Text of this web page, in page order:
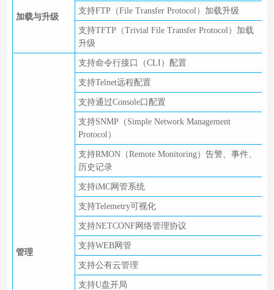
加载与升级
支持FTP（File Transfer Protocol）加载升级
支持TFTP（Trivial File Transfer Protocol）加载
升级
管理
支持命令行接口（CLI）配置
支持Telnet远程配置
支持通过Console口配置
支持SNMP（Simple Network Management
Protocol）
支持RMON（Remote Monitoring）告警、事件、
历史记录
支持iMC网管系统
支持Telemetry可视化
支持NETCONF网络管理协议
支持WEB网管
支持公有云管理
支持U盘开局